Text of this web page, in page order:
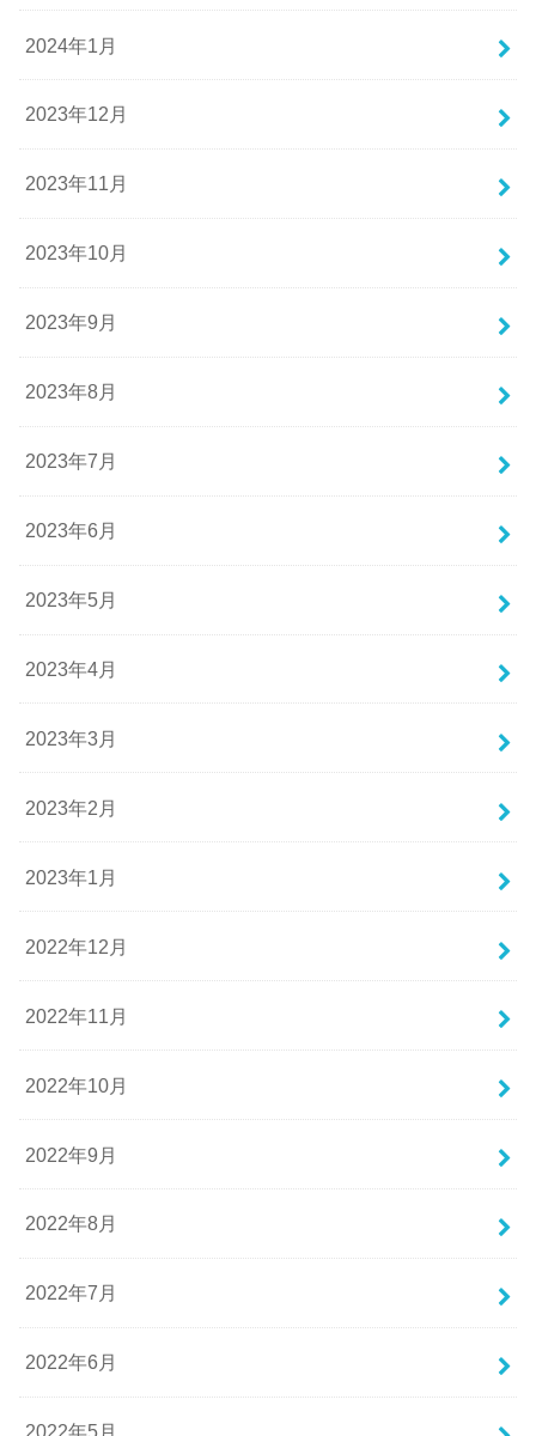
2024年1月
2023年12月
2023年11月
2023年10月
2023年9月
2023年8月
2023年7月
2023年6月
2023年5月
2023年4月
2023年3月
2023年2月
2023年1月
2022年12月
2022年11月
2022年10月
2022年9月
2022年8月
2022年7月
2022年6月
2022年5月